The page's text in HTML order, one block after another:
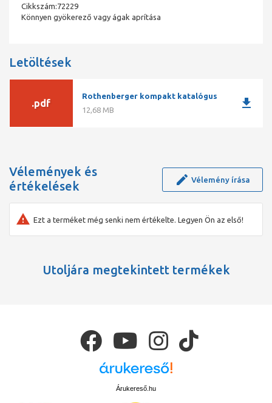
Cikkszám:72229
Könnyen gyökerező vagy ágak aprítása
Letöltések
.pdf
Rothenberger kompakt katalógus
12,68 MB
download
Vélemények és
értékelések
Vélemény írása
Ezt a terméket még senki nem értékelte. Legyen Ön az első!
Utoljára megtekintett termékek
Árukereső.hu